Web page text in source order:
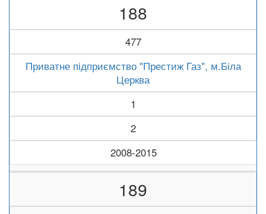
188
477
Приватне підприємство "Престиж Газ", м.Біла
Церква
1
2
2008-2015
189